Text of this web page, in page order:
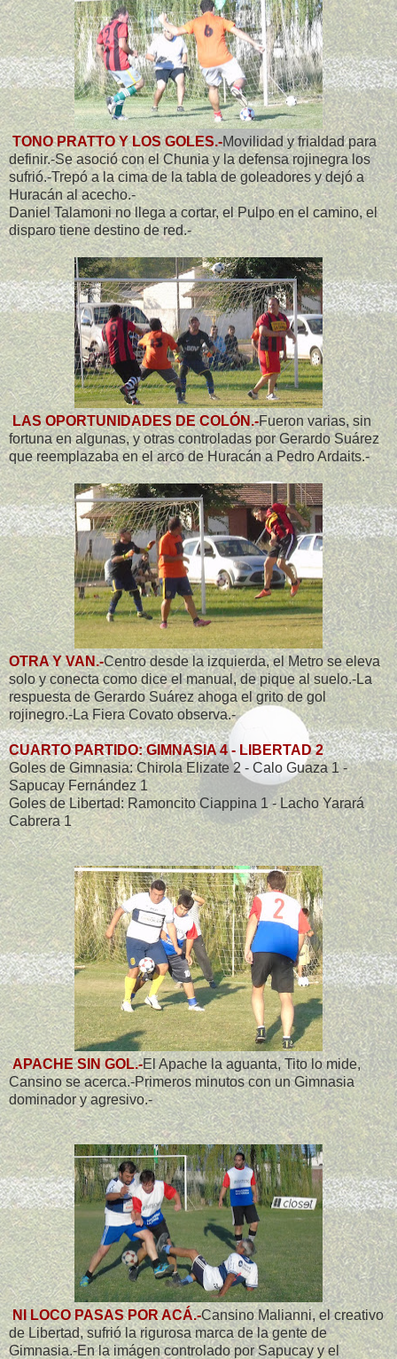
TONO PRATTO Y LOS GOLES.-Movilidad y frialdad para
definir.-Se asoció con el Chunia y la defensa rojinegra los
sufrió.-Trepó a la cima de la tabla de goleadores y dejó a
Huracán al acecho.-
Daniel Talamoni no llega a cortar, el Pulpo en el camino, el
disparo tiene destino de red.-
LAS OPORTUNIDADES DE COLÓN.-Fueron varias, sin
fortuna en algunas, y otras controladas por Gerardo Suárez
que reemplazaba en el arco de Huracán a Pedro Ardaits.-
OTRA Y VAN.-Centro desde la izquierda, el Metro se eleva
solo y conecta como dice el manual, de pique al suelo.-La
respuesta de Gerardo Suárez ahoga el grito de gol
rojinegro.-La Fiera Covato observa.-
CUARTO PARTIDO: GIMNASIA 4 - LIBERTAD 2
Goles de Gimnasia: Chirola Elizate 2 - Calo Guaza 1 -
Sapucay Fernández 1
Goles de Libertad: Ramoncito Ciappina 1 - Lacho Yarará
Cabrera 1
APACHE SIN GOL.-El Apache la aguanta, Tito lo mide,
Cansino se acerca.-Primeros minutos con un Gimnasia
dominador y agresivo.-
NI LOCO PASAS POR ACÁ.-Cansino Malianni, el creativo
de Libertad, sufrió la rigurosa marca de la gente de
Gimnasia.-En la imágen controlado por Sapucay y el